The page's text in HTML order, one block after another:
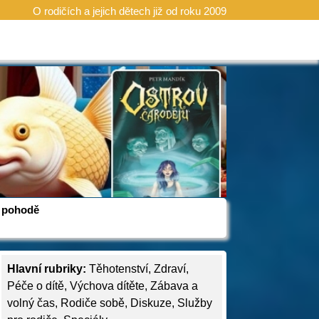
O rodičích a jejich dětech již od roku 2009
Hlavní rubriky: Těhotenství, Zdraví,
Péče o dítě, Výchova dítěte, Zábava a
volný čas, Rodiče sobě, Diskuze, Služby